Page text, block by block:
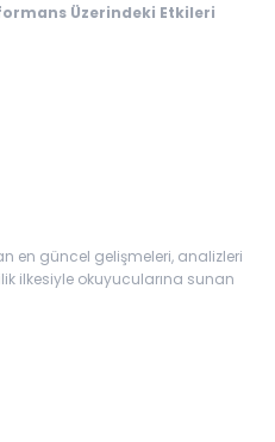
Üzerindeki Etkileri
en güncel gelişmeleri, analizleri
ilkesiyle okuyucularına sunan